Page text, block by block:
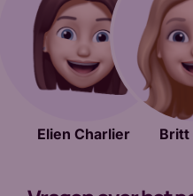
Britt
Elien Charlier